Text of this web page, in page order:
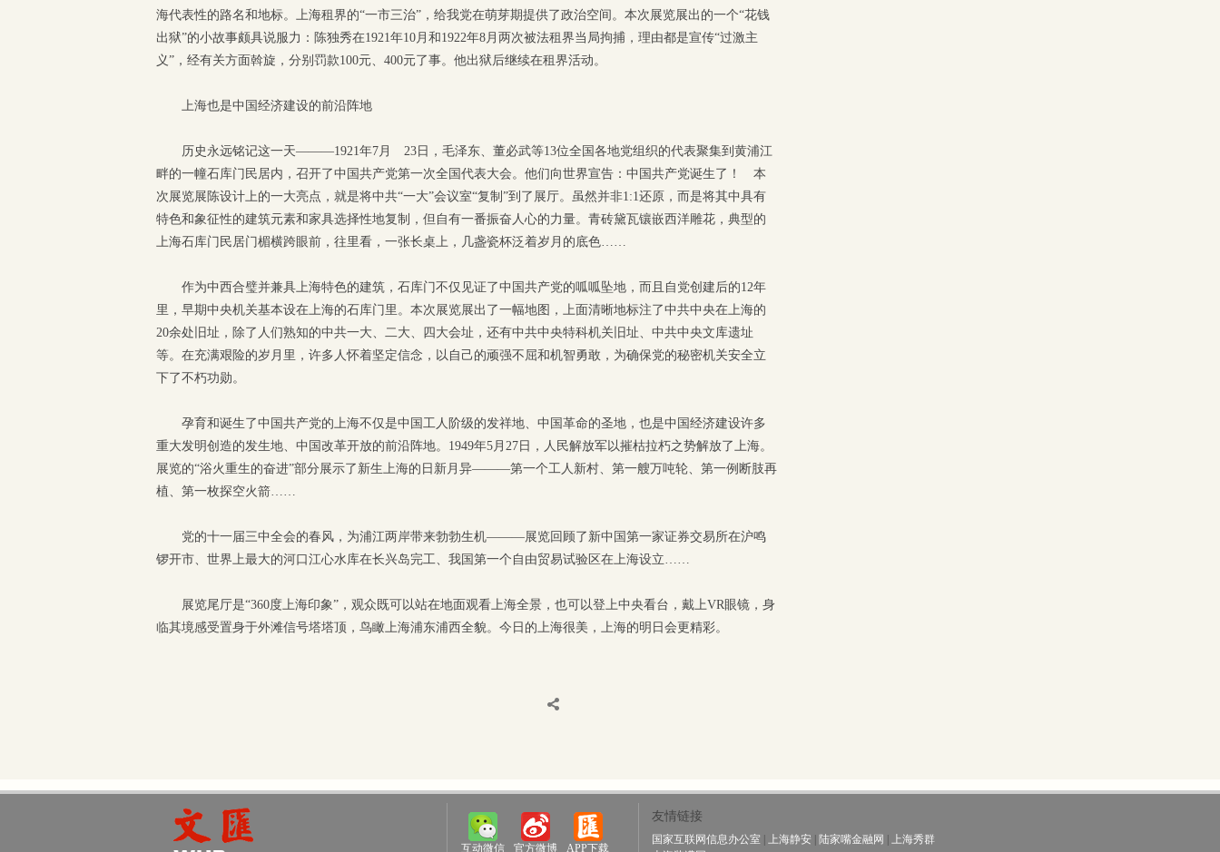
海代表性的路名和地标。上海租界的“一市三治”，给我党在萌芽期提供了政治空间。本次展览展出的一个“花钱
出狱”的小故事颇具说服力：陈独秀在1921年10月和1922年8月两次被法租界当局拘捕，理由都是宣传“过激主
义”，经有关方面斡旋，分别罚款100元、400元了事。他出狱后继续在租界活动。
上海也是中国经济建设的前沿阵地
历史永远铭记这一天———1921年7月 23日，毛泽东、董必武等13位全国各地党组织的代表聚集到黄浦江
畔的一幢石库门民居内，召开了中国共产党第一次全国代表大会。他们向世界宣告：中国共产党诞生了！ 本
次展览展陈设计上的一大亮点，就是将中共“一大”会议室“复制”到了展厅。虽然并非1:1还原，而是将其中具有
特色和象征性的建筑元素和家具选择性地复制，但自有一番振奋人心的力量。青砖黛瓦镶嵌西洋雕花，典型的
上海石库门民居门楣横跨眼前，往里看，一张长桌上，几盏瓷杯泛着岁月的底色……
作为中西合璧并兼具上海特色的建筑，石库门不仅见证了中国共产党的呱呱坠地，而且自党创建后的12年
里，早期中央机关基本设在上海的石库门里。本次展览展出了一幅地图，上面清晰地标注了中共中央在上海的
20余处旧址，除了人们熟知的中共一大、二大、四大会址，还有中共中央特科机关旧址、中共中央文库遗址
等。在充满艰险的岁月里，许多人怀着坚定信念，以自己的顽强不屈和机智勇敢，为确保党的秘密机关安全立
下了不朽功勋。
孕育和诞生了中国共产党的上海不仅是中国工人阶级的发祥地、中国革命的圣地，也是中国经济建设许多
重大发明创造的发生地、中国改革开放的前沿阵地。1949年5月27日，人民解放军以摧枯拉朽之势解放了上海。
展览的“浴火重生的奋进”部分展示了新生上海的日新月异———第一个工人新村、第一艘万吨轮、第一例断肢再
植、第一枚探空火箭……
党的十一届三中全会的春风，为浦江两岸带来勃勃生机———展览回顾了新中国第一家证券交易所在沪鸣
锣开市、世界上最大的河口江心水库在长兴岛完工、我国第一个自由贸易试验区在上海设立……
展览尾厅是“360度上海印象”，观众既可以站在地面观看上海全景，也可以登上中央看台，戴上VR眼镜，身
临其境感受置身于外滩信号塔塔顶，鸟瞰上海浦东浦西全貌。今日的上海很美，上海的明日会更精彩。
互动微信 官方微博 APP下载
友情链接
国家互联网信息办公室 上海静安 陆家嘴金融网
上海秀群